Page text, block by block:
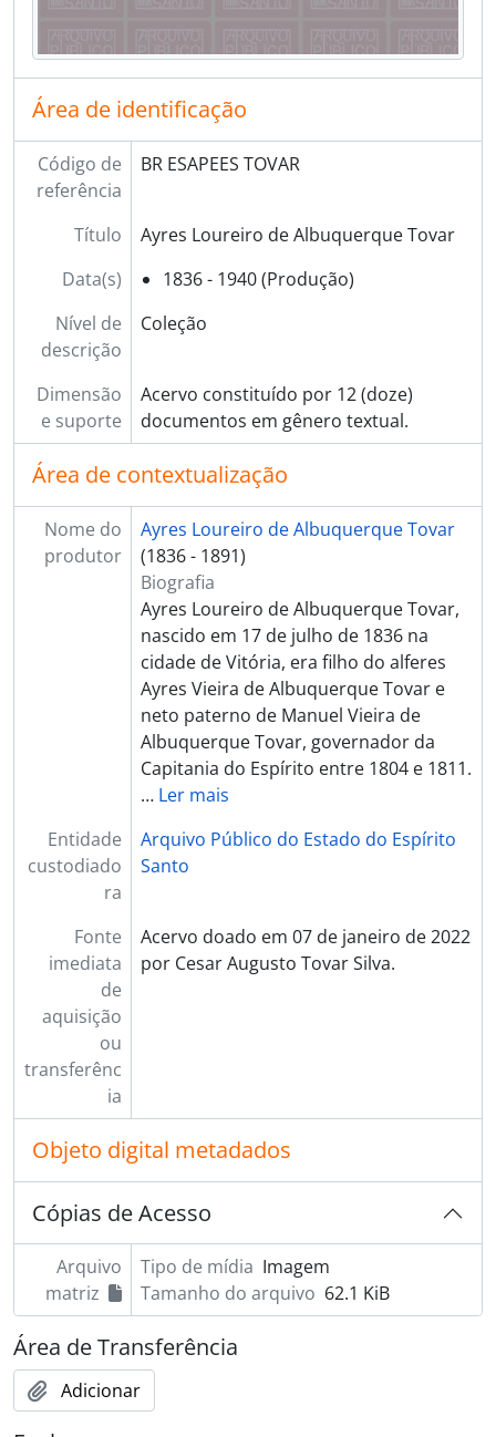
Área de identificação
Código de
referência
BR ESAPEES TOVAR
Título
Ayres Loureiro de Albuquerque Tovar
Data(s)
1836 - 1940 (Produção)
Nível de
descrição
Coleção
Dimensão
e suporte
Acervo constituído por 12 (doze)
documentos em gênero textual.
Área de contextualização
Nome do
produtor
Ayres Loureiro de Albuquerque Tovar
(1836 - 1891)
Biografia
Ayres Loureiro de Albuquerque Tovar,
nascido em 17 de julho de 1836 na
cidade de Vitória, era filho do alferes
Ayres Vieira de Albuquerque Tovar e
neto paterno de Manuel Vieira de
Albuquerque Tovar, governador da
Capitania do Espírito entre 1804 e 1811.
… Ler mais
Entidade
custodiado
ra
Arquivo Público do Estado do Espírito
Santo
Fonte
imediata
de
aquisição
ou
transferênc
ia
Acervo doado em 07 de janeiro de 2022
por Cesar Augusto Tovar Silva.
Objeto digital metadados
Cópias de Acesso
Arquivo
matriz
Tipo de mídia Imagem
Tamanho do arquivo 62.1 KiB
Área de Transferência
Adicionar